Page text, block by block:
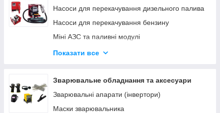
Інструмент для кузовних робіт
Інструмент для ремонту мотоциклів
Насоси для перекачування дизельного палива
Насоси для перекачування бензину
Міні АЗС та паливні модулі
Паливороздавальні комплекти
Устаткування AdBlue
Заправні пістолети
Лічильники та витратоміри для палива
Показати все
Зварювальне обладнання та аксесуари
Зварювальні апарати (інвертори)
Маски зварювальника